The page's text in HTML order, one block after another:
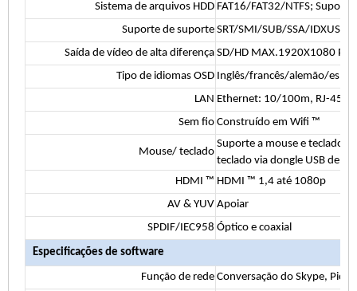
Sistema de arquivos HDD FAT16/FAT32/NTFS;
Suporte de suporte SRT/SMI/SUB/SSA/IDXUSB
Saída de vídeo de alta diferença SD/HD MAX.1920X1080
Tipo de idiomas OSD Inglês/francês/alemão/
LAN Ethernet: 10/100m, RJ-45
Sem fio Construído em Wifi ™
Mouse/ teclado
Suporte a mouse e teclado
teclado via dongle USB de
HDMI ™ HDMI ™ 1,4 até 1080p
AV & YUV Apoiar
SPDIF/IEC958 Óptico e coaxial
Especificações de software
Função de rede Conversação do Skype,